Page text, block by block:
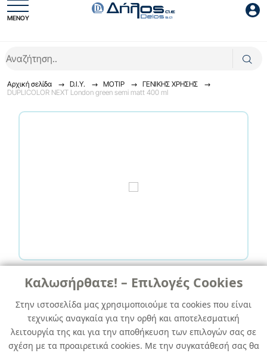
Καλωσήρθατε! – Επιλογές Cookies
Στην ιστοσελίδα μας χρησιμοποιούμε τα cookies που είναι
τεχνικώς αναγκαία για την ορθή και αποτελεσματική
λειτουργία της και για την αποθήκευση των επιλογών σας σε
σχέση με τα προαιρετικά cookies. Με την συγκατάθεσή σας θα
ΜΕΝΟΥ
Αρχική σελίδα D.I.Y. ΜΟΤΙΡ
ΓENIKHΣ XPHΣHΣ
DUPLICOLOR NEXT London green semi matt 400 ml
ΓENIKHΣ XPHΣHΣ
DUPLICOLOR NEXT London green
semi matt 400 ml